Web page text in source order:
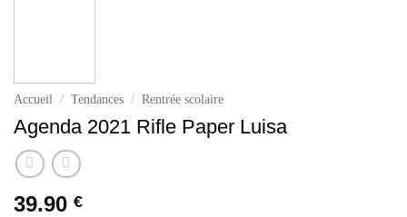
Accueil / Tendances / Rentrée scolaire
Agenda 2021 Rifle Paper Luisa
39.90 €